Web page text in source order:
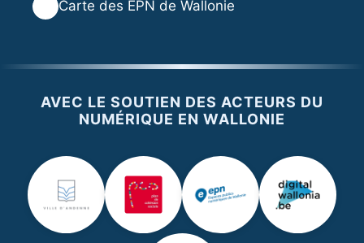
Carte des EPN de Wallonie
AVEC LE SOUTIEN DES ACTEURS DU
NUMÉRIQUE EN WALLONIE